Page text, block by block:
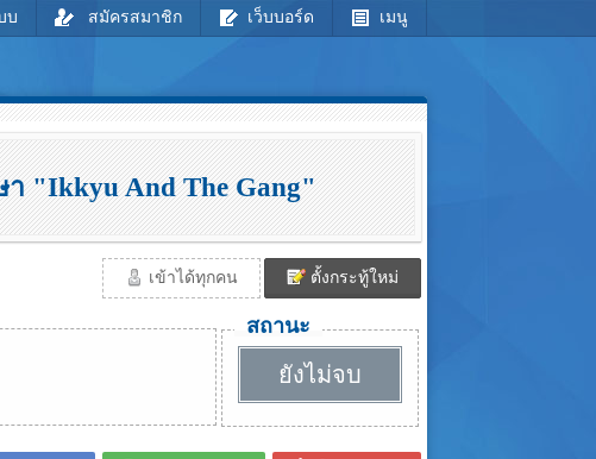
บ สมัครสมาชิก เว็บบอร์ด เมนู
"Ikkyu And The Gang"
เข้าได้ทุกคน ตั้งกระทู้ใหม่
สถานะ
ยังไม่จบ